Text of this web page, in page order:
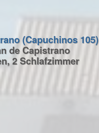
(Capuchinos 105)
de Capistrano
2 Schlafzimmer